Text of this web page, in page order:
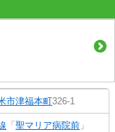
市津福本町326-1
「 聖マリア病院前 」